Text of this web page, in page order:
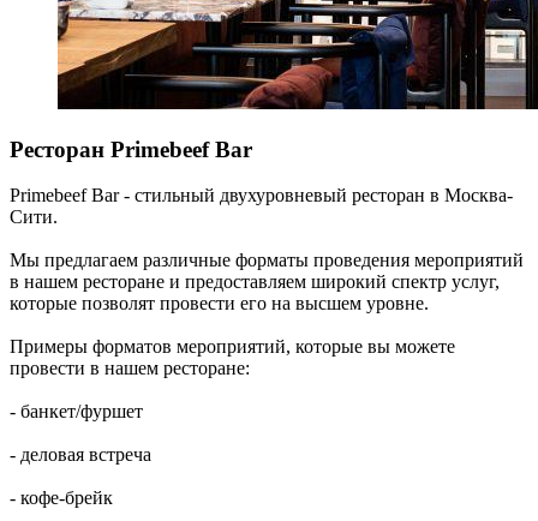
Ресторан Primebeef Bar
Primebeef Bar - стильный двухуровневый ресторан в Москва-
Сити.
Мы предлагаем различные форматы проведения мероприятий
в нашем ресторане и предоставляем широкий спектр услуг,
которые позволят провести его на высшем уровне.
Примеры форматов мероприятий, которые вы можете
провести в нашем ресторане:
- банкет/фуршет
- деловая встреча
- кофе-брейк